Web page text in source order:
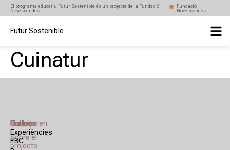
El programa educatiu Futur Sostenible és un projecte de la Fundació
Novessendes
Fundació
Novessendes
Futur Sostenible
Cuinatur
Portada
Sobre el
projecte
Notícies
Experiències
EBC
Col·laboren:
Finança